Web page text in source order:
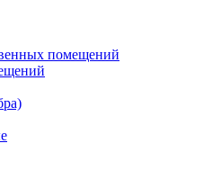
помещений